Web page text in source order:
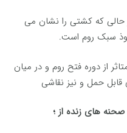
حالی که کشتی را نشان می
از دوره فتح روم و در میان
قابل حمل و نیز نقاشی